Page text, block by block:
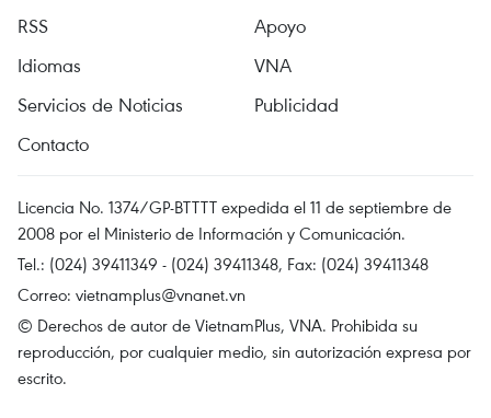
RSS
Apoyo
Idiomas
VNA
Servicios de Noticias
Publicidad
Contacto
Licencia No. 1374/GP-BTTTT expedida el 11 de septiembre de
2008 por el Ministerio de Información y Comunicación.
Tel.: (024) 39411349 - (024) 39411348, Fax: (024) 39411348
Correo: vietnamplus@vnanet.vn
© Derechos de autor de VietnamPlus, VNA. Prohibida su
reproducción, por cualquier medio, sin autorización expresa por
escrito.